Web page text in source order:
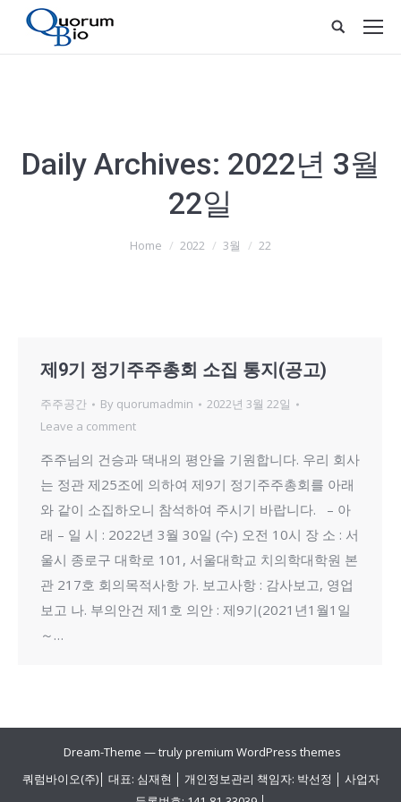
Daily Archives: 2022년 3월
22일
Home 2022 3월 22
제9기 정기주주총회 소집 통지(공고)
주주공간 By quorumadmin
2022년 3월 22일
Leave a comment
주주님의 건승과 댁내의 평안을 기원합니다. 우리 회사
는 정관 제25조에 의하여 제9기 정기주주총회를 아래
와 같이 소집하오니 참석하여 주시기 바랍니다. – 아
래 – 일 시 : 2022년 3월 30일 (수) 오전 10시 장 소 : 서
울시 종로구 대학로 101, 서울대학교 치의학대학원 본
관 217호 회의목적사항 가. 보고사항 : 감사보고, 영업
보고 나. 부의안건 제1호 의안 : 제9기(2021년1월1일
～…
Dream-Theme — trulypremium WordPress themes
쿼럼바이오(주)│ 대표: 심재현 │ 개인정보관리 책임자: 박선정 │ 사업자